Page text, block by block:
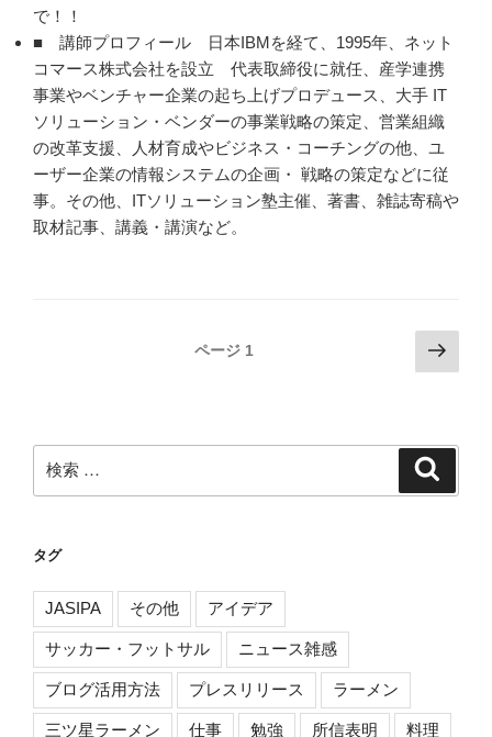
で！！
■ 講師プロフィール 日本IBMを経て、1995年、ネット
コマース株式会社を設立 代表取締役に就任、産学連携
事業やベンチャー企業の起ち上げプロデュース、大手 IT
ソリューション・ベンダーの事業戦略の策定、営業組織
の改革支援、人材育成やビジネス・コーチングの他、ユ
ーザー企業の情報システムの企画・ 戦略の策定などに従
事。その他、ITソリューション塾主催、著書、雑誌寄稿や
取材記事、講義・講演など。
ゲ
ー
ョ
ン
ページ 1
次
の
ジ
検
索:
タグ
JASIPA その他 アイデア
サッカー・フットサル ニュース雑感
ブログ活用方法 プレスリリース ラーメン
三ツ星ラーメン 仕事 勉強 所信表明 料理